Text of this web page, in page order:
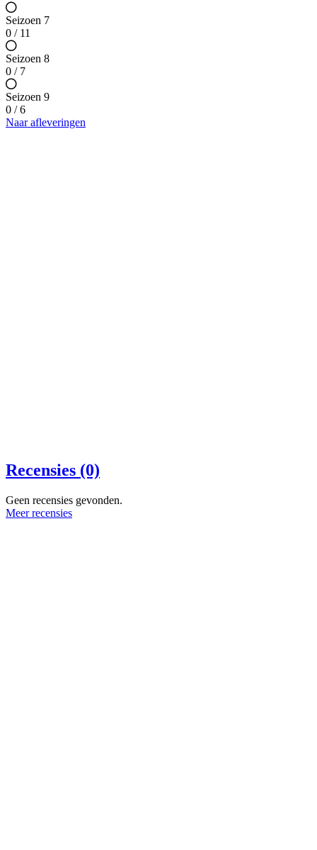
Seizoen 7
0 / 11
Seizoen 8
0 / 7
Seizoen 9
0 / 6
Naar afleveringen
Recensies (0)
Geen recensies gevonden.
Meer recensies